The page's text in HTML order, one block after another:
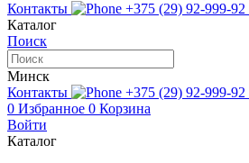
Контакты +375 (29) 92-999-92
Каталог
Поиск
Минск
Контакты
+375 (29) 92-999-92
0 Избранное 0 Корзина
Войти
Каталог